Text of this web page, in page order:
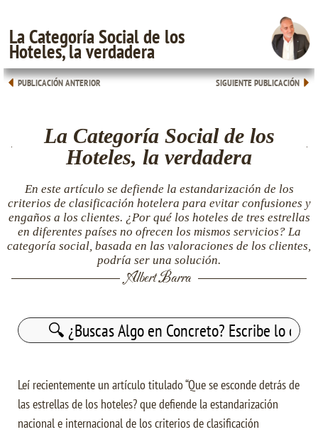
La Categoría Social de los
Hoteles, la verdadera
PUBLICACIÓN ANTERIOR SIGUIENTE PUBLICACIÓN
La Categoría Social de los
Hoteles, la verdadera
En este artículo se defiende la estandarización de los
criterios de clasificación hotelera para evitar confusiones y
engaños a los clientes. ¿Por qué los hoteles de tres estrellas
en diferentes países no ofrecen los mismos servicios? La
categoría social, basada en las valoraciones de los clientes,
podría ser una solución.
Albert Barra
Buscar:
Leí recientemente un artículo titulado “Que se esconde detrás de
las estrellas de los hoteles? que defiende la estandarización
nacional e internacional de los criterios de clasificación